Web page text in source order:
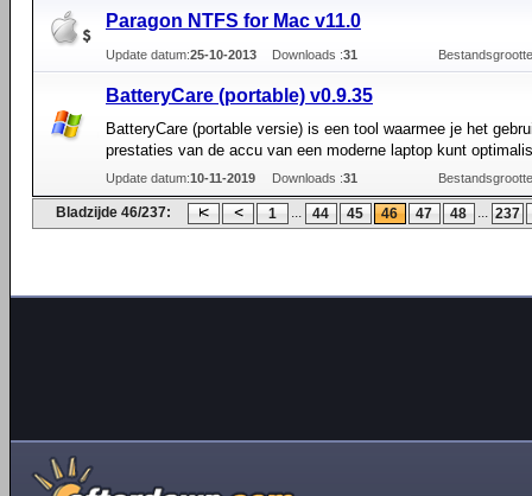
Paragon NTFS for Mac v11.0
Update datum:25-10-2013 Downloads :31
BatteryCare (portable) v0.9.35
BatteryCare (portable versie) is een tool waarmee je het
prestaties van de accu van een moderne laptop kunt
Update datum:10-11-2019 Downloads :31
Bladzijde 46/237: 1 ... 44 45 46 47 48 ... 237